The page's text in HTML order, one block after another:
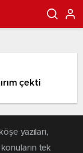
çekti
yazıları,
tek